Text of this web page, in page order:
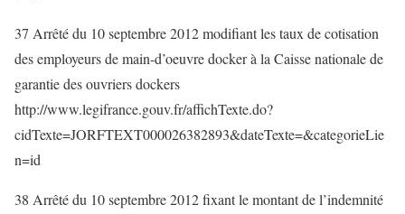
37 Arrêté du 10 septembre 2012 modifiant les taux de cotisation
des employeurs de main-d’oeuvre docker à la Caisse nationale de
garantie des ouvriers dockers
http://www.legifrance.gouv.fr/affichTexte.do?
cidTexte=JORFTEXT000026382893&dateTexte=&categorieLie
n=id
38 Arrêté du 10 septembre 2012 fixant le montant de l’indemnité